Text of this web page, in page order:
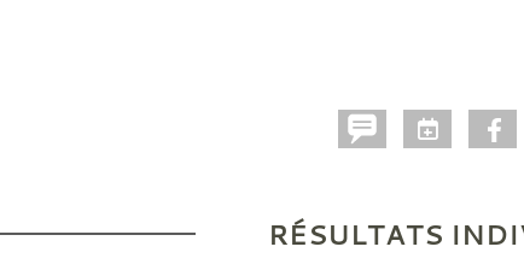
RÉSULTATS